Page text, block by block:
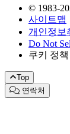
© 1983-
사이트맵
개인정보
Do Not
쿠키 정책
Top
연락처